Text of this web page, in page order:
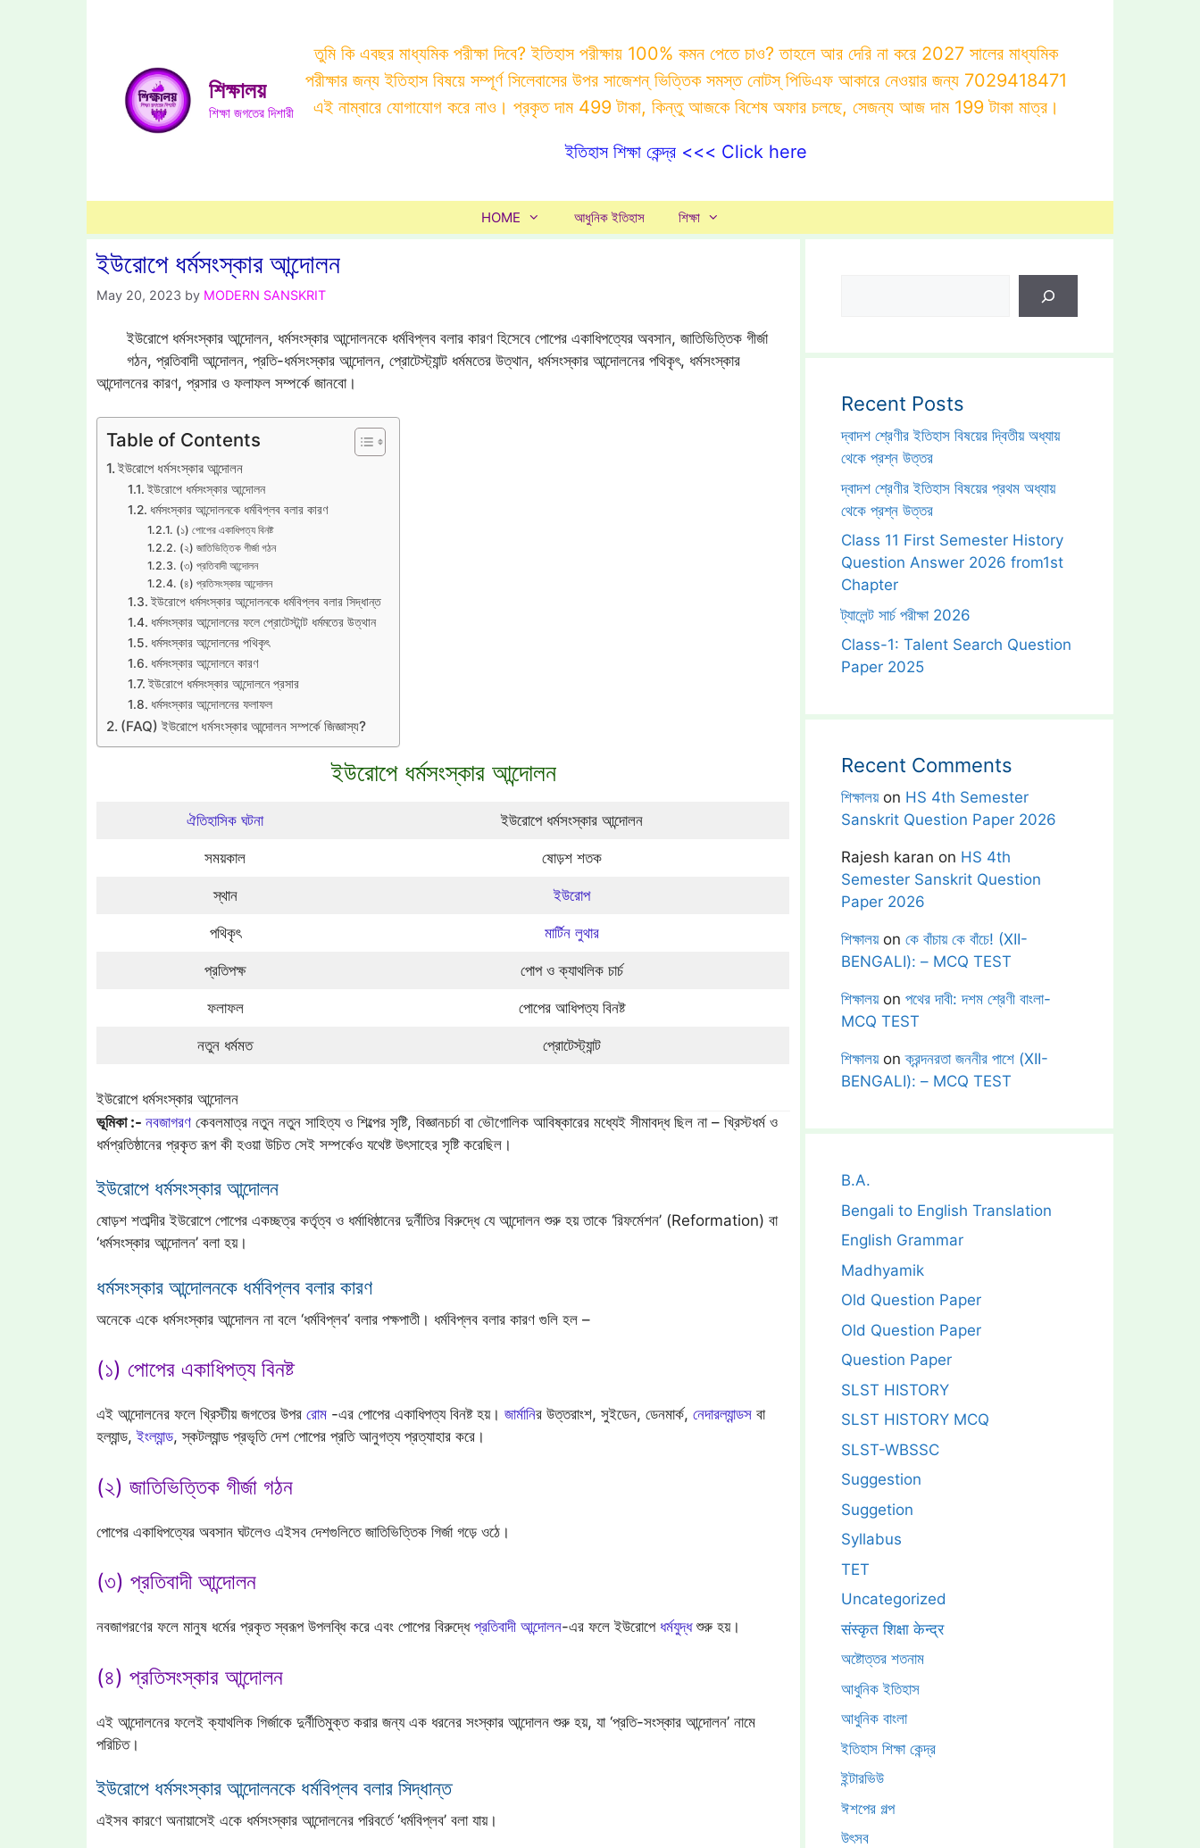
শিক্ষালয়
শিক্ষা জগতের দিশারী
তুমি কি এবছর মাধ্যমিক পরীক্ষা দিবে? ইতিহাস পরীক্ষায় 100% কমন পেতে চাও? তাহলে আর দেরি না করে 2027 সালের মাধ্যমিক
পরীক্ষার জন্য ইতিহাস বিষয়ে সম্পূর্ণ সিলেবাসের উপর সাজেশন্ ভিত্তিক সমস্ত নোটস্ পিডিএফ আকারে নেওয়ার জন্য 7029418471
এই নাম্বারে যোগাযোগ করে নাও। প্রকৃত দাম 499 টাকা, কিন্তু আজকে বিশেষ অফার চলছে, সেজন্য আজ দাম 199 টাকা মাত্র।
ইতিহাস শিক্ষা কেন্দ্র <<< Click here
HOME আধুনিক ইতিহাস শিক্ষা
ইউরোপে ধর্মসংস্কার আন্দোলন
May 20, 2023 by MODERN SANSKRIT
ইউরোপে ধর্মসংস্কার আন্দোলন, ধর্মসংস্কার আন্দোলনকে ধর্মবিপ্লব বলার কারণ হিসেবে পোপের একাধিপত্যের অবসান, জাতিভিত্তিক গীর্জা
গঠন, প্রতিবাদী আন্দোলন, প্রতি-ধর্মসংস্কার আন্দোলন, প্রোটেস্ট্যান্ট ধর্মমতের উত্থান, ধর্মসংস্কার আন্দোলনের পথিকৃৎ, ধর্মসংস্কার
আন্দোলনের কারণ, প্রসার ও ফলাফল সম্পর্কে জানবো।
Table of Contents
ইউরোপে ধর্মসংস্কার আন্দোলন
ইউরোপে ধর্মসংস্কার আন্দোলন
ধর্মসংস্কার আন্দোলনকে ধর্মবিপ্লব বলার কারণ
(১) পোপের একাধিপত্য বিনষ্ট
(২) জাতিভিত্তিক গীর্জা গঠন
(৩) প্রতিবাদী আন্দোলন
(৪) প্রতিসংস্কার আন্দোলন
ইউরোপে ধর্মসংস্কার আন্দোলনকে ধর্মবিপ্লব বলার সিদ্ধান্ত
ধর্মসংস্কার আন্দোলনের ফলে প্রোটেস্টান্ট ধর্মমতের উত্থান
ধর্মসংস্কার আন্দোলনের পথিকৃৎ
ধর্মসংস্কার আন্দোলনে কারণ
ইউরোপে ধর্মসংস্কার আন্দোলনে প্রসার
ধর্মসংস্কার আন্দোলনের ফলাফল
(FAQ) ইউরোপে ধর্মসংস্কার আন্দোলন সম্পর্কে জিজ্ঞাস্য?
ইউরোপে ধর্মসংস্কার আন্দোলন
ঐতিহাসিক ঘটনা ইউরোপে ধর্মসংস্কার আন্দোলন
সময়কাল ষোড়শ শতক
স্থান ইউরোপ
পথিকৃৎ মার্টিন লুথার
প্রতিপক্ষ পোপ ও ক্যাথলিক চার্চ
ফলাফল পোপের আধিপত্য বিনষ্ট
নতুন ধর্মমত প্রোটেস্ট্যান্ট
ইউরোপে ধর্মসংস্কার আন্দোলন
ভূমিকা :- নবজাগরণ কেবলমাত্র নতুন নতুন সাহিত্য ও শিল্পের সৃষ্টি, বিজ্ঞানচর্চা বা ভৌগোলিক আবিষ্কারের মধ্যেই সীমাবদ্ধ ছিল না – খ্রিস্টধর্ম ও
ধর্মপ্রতিষ্ঠানের প্রকৃত রূপ কী হওয়া উচিত সেই সম্পর্কেও যথেষ্ট উৎসাহের সৃষ্টি করেছিল।
ইউরোপে ধর্মসংস্কার আন্দোলন
ষোড়শ শতাব্দীর ইউরোপে পোপের একচ্ছত্র কর্তৃত্ব ও ধর্মাধিষ্ঠানের দুর্নীতির বিরুদ্ধে যে আন্দোলন শুরু হয় তাকে ‘রিফর্মেশন’ (Reformation) বা
‘ধর্মসংস্কার আন্দোলন’ বলা হয়।
ধর্মসংস্কার আন্দোলনকে ধর্মবিপ্লব বলার কারণ
অনেকে একে ধর্মসংস্কার আন্দোলন না বলে ‘ধর্মবিপ্লব’ বলার পক্ষপাতী। ধর্মবিপ্লব বলার কারণ গুলি হল –
(১) পোপের একাধিপত্য বিনষ্ট
এই আন্দোলনের ফলে খ্রিস্টীয় জগতের উপর রোম -এর পোপের একাধিপত্য বিনষ্ট হয়। জার্মানির উত্তরাংশ, সুইডেন, ডেনমার্ক, নেদারল্যান্ডস বা
হল্যান্ড,ইংল্যান্ড, স্কটল্যান্ড প্রভৃতি দেশ পোপের প্রতি আনুগত্য প্রত্যাহার করে।
(২) জাতিভিত্তিক গীর্জা গঠন
পোপের একাধিপত্যের অবসান ঘটলেও এইসব দেশগুলিতে জাতিভিত্তিক গির্জা গড়ে ওঠে।
(৩) প্রতিবাদী আন্দোলন
নবজাগরণের ফলে মানুষ ধর্মের প্রকৃত স্বরূপ উপলব্ধি করে এবং পোপের বিরুদ্ধে প্রতিবাদী আন্দোলন-এর ফলে ইউরোপে ধর্মযুদ্ধশুরু হয়।
(৪) প্রতিসংস্কার আন্দোলন
এই আন্দোলনের ফলেই ক্যাথলিক গির্জাকে দুর্নীতিমুক্ত করার জন্য এক ধরনের সংস্কার আন্দোলন শুরু হয়, যা ‘প্রতি-সংস্কার আন্দোলন’ নামে
পরিচিত।
ইউরোপে ধর্মসংস্কার আন্দোলনকে ধর্মবিপ্লব বলার সিদ্ধান্ত
এইসব কারণে অনায়াসেই একে ধর্মসংস্কার আন্দোলনের পরিবর্তে ‘ধর্মবিপ্লব’ বলা যায়।
Recent Posts
দ্বাদশ শ্রেণীর ইতিহাস বিষয়ের দ্বিতীয় অধ্যায়
থেকে প্রশ্ন উত্তর
দ্বাদশ শ্রেণীর ইতিহাস বিষয়ের প্রথম অধ্যায়
থেকে প্রশ্ন উত্তর
Class 11 First Semester History
Question Answer 2026 from1st
Chapter
ট্যালেন্ট সার্চ পরীক্ষা 2026
Class-1: Talent Search Question
Paper 2025
Recent Comments
শিক্ষালয়on HS 4th Semester
Sanskrit Question Paper 2026
Rajesh karan on HS 4th
Semester Sanskrit Question
Paper 2026
শিক্ষালয়on কে বাঁচায় কে বাঁচে! (XII-
BENGALI): – MCQ TEST
শিক্ষালয়on পথের দাবী: দশম শ্রেণী বাংলা-
MCQ TEST
শিক্ষালয়onক্রন্দনরতা জননীর পাশে (XII-
BENGALI): – MCQ TEST
B.A.
Bengali to English Translation
English Grammar
Madhyamik
Old Question Paper
Old Question Paper
Question Paper
SLST HISTORY
SLST HISTORY MCQ
SLST-WBSSC
Suggestion
Suggetion
Syllabus
TET
Uncategorized
संस्कृत शिक्षा केन्द्र
অষ্টোত্তর শতনাম
আধুনিক ইতিহাস
আধুনিক বাংলা
ইতিহাস শিক্ষা কেন্দ্র
ইন্টারভিউ
ঈশপের গল্প
উৎসব